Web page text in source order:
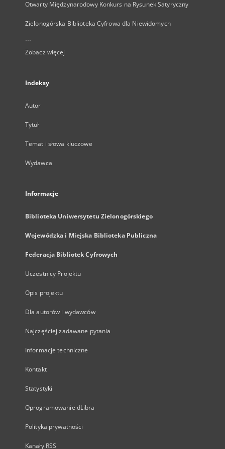
Otwarty Międzynarodowy Konkurs na Rysunek Satyryczny
Zielonogórska Biblioteka Cyfrowa dla Niewidomych
...
Zobacz więcej
Indeksy
Autor
Tytuł
Temat i słowa kluczowe
Wydawca
Informacje
Biblioteka Uniwersytetu Zielonogórskiego
Wojewódzka i Miejska Biblioteka Publiczna
Federacja Bibliotek Cyfrowych
Uczestnicy Projektu
Opis projektu
Dla autorów i wydawców
Najczęściej zadawane pytania
Informacje techniczne
Kontakt
Statystyki
Oprogramowanie dLibra
Polityka prywatności
Kanały RSS